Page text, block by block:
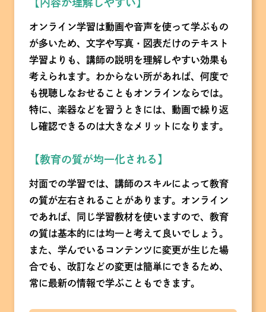
【内容が理解しやすい】
オンライン学習は動画や音声を使って学ぶもの
が多いため、文字や写真・図表だけのテキスト
学習よりも、講師の説明を理解しやすい効果も
考えられます。わからない所があれば、何度で
も視聴しなおせることもオンラインならでは。
特に、楽器などを習うときには、動画で繰り返
し確認できるのは大きなメリットになります。
【教育の質が均一化される】
対面での学習では、講師のスキルによって教育
の質が左右されることがあります。オンライン
であれば、同じ学習教材を使いますので、教育
の質は基本的には均一と考えて良いでしょう。
また、学んでいるコンテンツに変更が生じた場
合でも、改訂などの変更は簡単にできるため、
常に最新の情報で学ぶこともできます。